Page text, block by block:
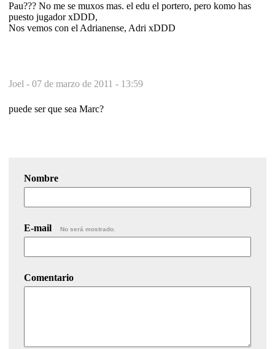
Pau??? No me se muxos mas. el edu el portero, pero komo has
puesto jugador xDDD,
Nos vemos con el Adrianense, Adri xDDD
Joel - 07 de marzo de 2011 - 13:59
puede ser que sea Marc?
Nombre
E-mail No será mostrado.
Comentario